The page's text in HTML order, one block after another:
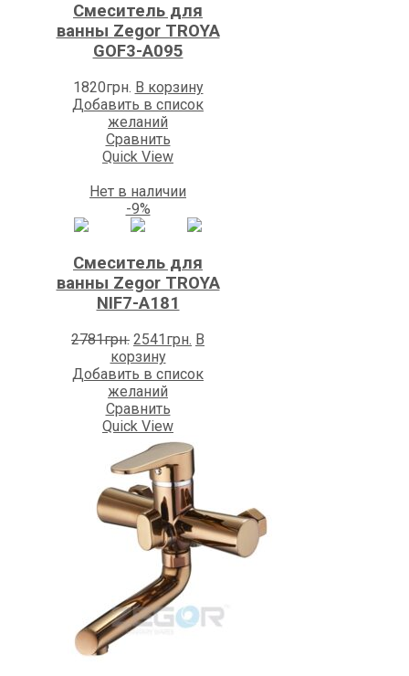
Смеситель для
ванны Zegоr TROYA
GOF3-A095
1820грн. В корзину
Добавить в список
желаний
Сравнить
Quick View
Нет в наличии
-9%
Смеситель для
ванны Zegоr TROYA
NIF7-A181
2781грн. Первоначальная
цена
составляла
2781грн..
2541грн. Текущая
2541грн..
В
корзину
Добавить в список
желаний
Сравнить
Quick View